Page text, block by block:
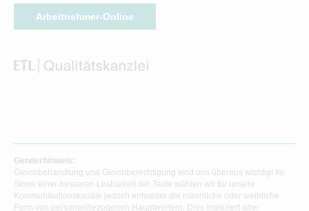
Arbeitnehmer-Online
Genderhinweis:
Gleichbehandlung und Gleichberechtigung sind uns überaus wichtig! Im
Sinne einer besseren Lesbarkeit der Texte wählen wir für unsere
Kommunikationskanäle jedoch entweder die männliche oder weibliche
Form von personenbezogenen Hauptwörtern. Dies impliziert aber